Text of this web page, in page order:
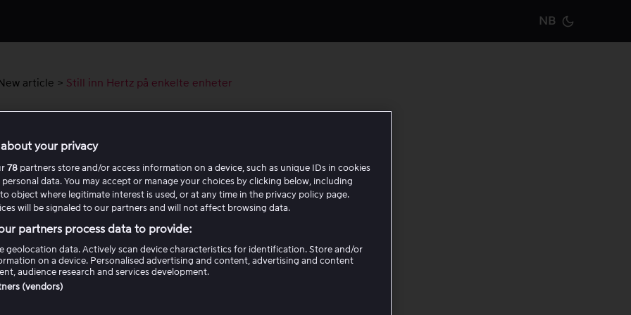
NB
article > Still inn Hertz på enkelte enheter
hakkete avspilling anbefaler vi at alle enheter i hjemmet er stilt
Hz (merk at dette ikke kan endres manuelt på alle enheter).
er stilt inn på en annen frekvens, for eksempel 60 Hz, kan
som hakkete fordi videostrømmen må tilpasses en annen
du innstillingene
your privacy
78 partners store and/or access information on a device, such as unique IDs in cookies
data. You may accept or manage your choices by clicking below, including
object where legitimate interest is used, or at any time in the privacy policy page.
will be signaled to our partners and will not affect browsing data.
partners process data to provide:
geolocation data. Actively scan device characteristics for identification. Store and/or
on a device. Personalised advertising and content, advertising and content
audience research and services development.
(vendors)